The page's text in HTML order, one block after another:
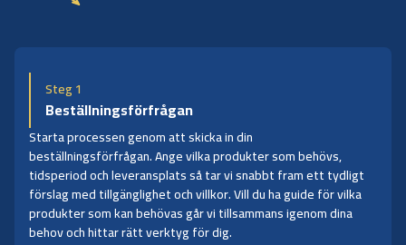
Steg 1
Beställningsförfrågan
Starta processen genom att skicka in din
beställningsförfrågan. Ange vilka produkter som behövs,
tidsperiod och leveransplats så tar vi snabbt fram ett tydligt
förslag med tillgänglighet och villkor. Vill du ha guide för vilka
produkter som kan behövas går vi tillsammans igenom dina
behov och hittar rätt verktyg för dig.